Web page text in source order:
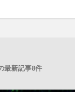
最新記事8件